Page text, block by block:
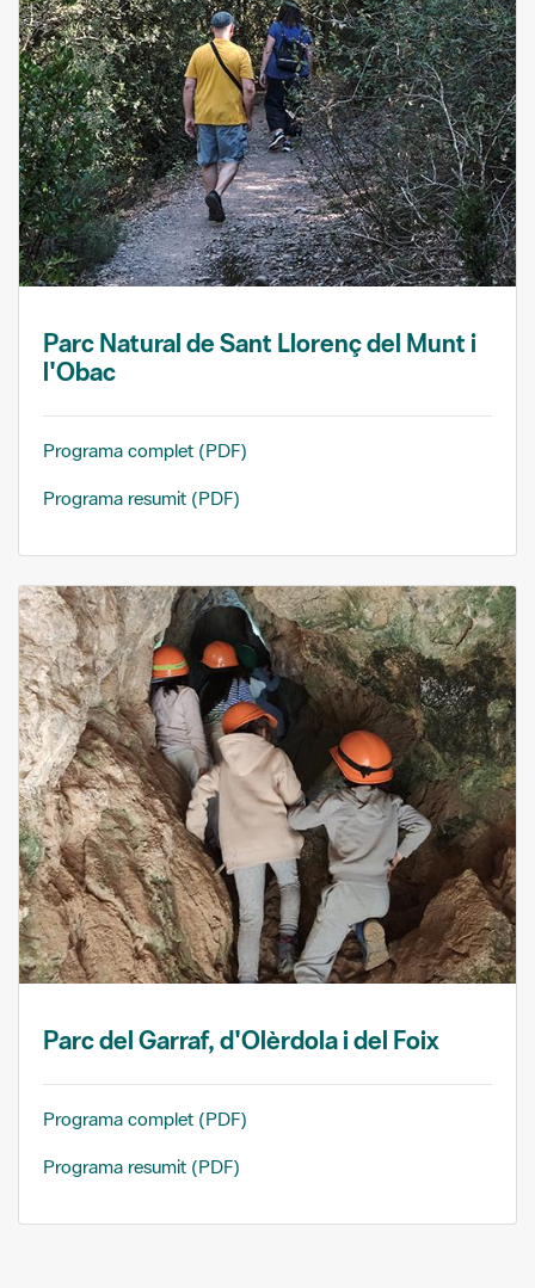
Parc Natural de Sant Llorenç del Munt i
l'Obac
Programa complet (PDF)
Programa resumit (PDF)
Parc del Garraf, d'Olèrdola i del Foix
Programa complet (PDF)
Programa resumit (PDF)